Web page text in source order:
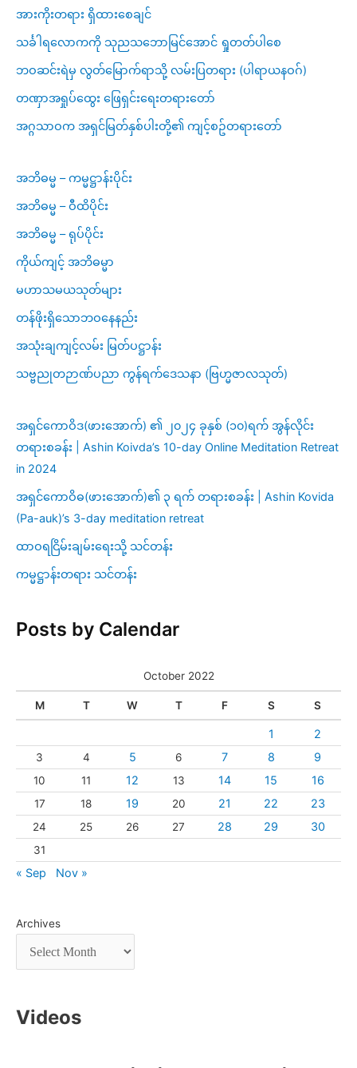
အားကိုးတရား ရှိထားစေချင်
သင်္ခါရလောကကို သုညသဘောမြင်အောင် ရှုတတ်ပါစေ
ဘဝဆင်းရဲမှ လွတ်မြောက်ရာသို့ လမ်းပြတရား (ပါရာယနဝဂ်)
တဏှာအရှုပ်ထွေး ဖြေရှင်းရေးတရားတော်
အဂ္ဂသာဝက အရှင်မြတ်နှစ်ပါးတို့၏ ကျင့်စဥ်တရားတော်
အဘိဓမ္မ – ကမ္မဋ္ဌာန်းပိုင်း
အဘိဓမ္မ – ဝီထိပိုင်း
အဘိဓမ္မ – ရုပ်ပိုင်း
ကိုယ်ကျင့် အဘိဓမ္မာ
မဟာသမယသုတ်များ
တန်ဖိုးရှိသောဘဝနေနည်း
အသုံးချကျင့်လမ်း မြတ်ပဋ္ဌာန်း
သဗ္ဗညုတဉာဏ်ပညာ ကွန်ရက်ဒေသနာ (ဗြဟ္မဇာလသုတ်)
အရှင်ကောဝိဒ(ဖားအောက်) ၏ ၂၀၂၄ ခုနှစ် (၁၀)ရက် အွန်လိုင်း
တရားစခန်း | Ashin Koivda’s 10-day Online Meditation Retreat
in 2024
အရှင်ကောဝိဓ(ဖားအောက်)၏ ၃ ရက် တရားစခန်း | Ashin Kovida
(Pa-auk)’s 3-day meditation retreat
ထာဝရငြိမ်းချမ်းရေးသို့ သင်တန်း
ကမ္မဋ္ဌာန်းတရား သင်တန်း
Posts by Calendar
October 2022
M T W T F S S
1 2
3 4 5 6 7 8 9
10 11 12 13 14 15 16
17 18 19 20 21 22 23
24 25 26 27 28 29 30
31
« Sep Nov »
Archives
Videos